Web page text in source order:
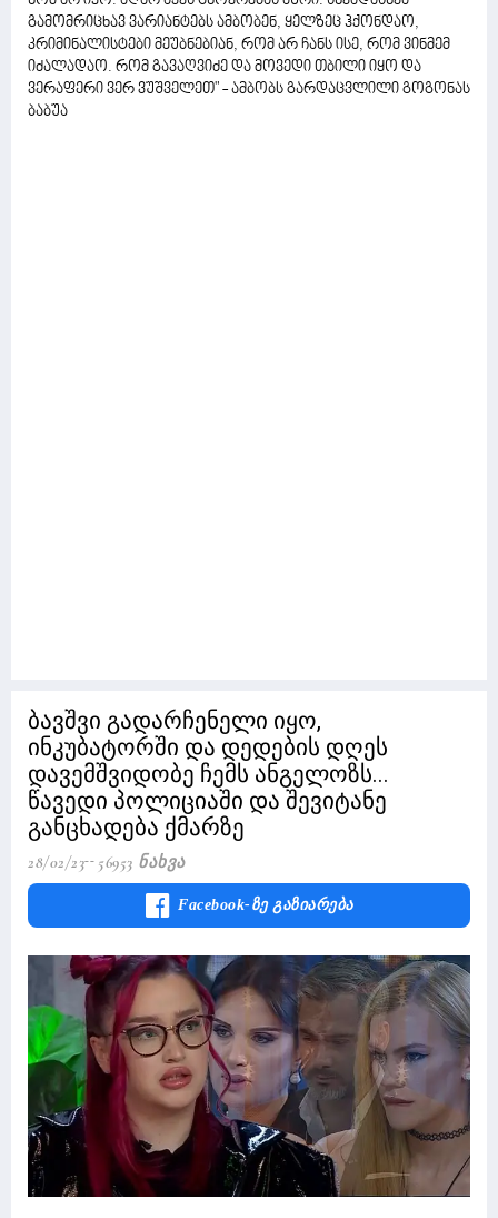
გამომრიცხავ ვარიანტებს ამბობენ, ყელზეც ჰქონდაო,
კრიმინალისტები მეუბნებიან, რომ არ ჩანს ისე, რომ ვინმემ
იძალადაო. რომ გავაღვიძე და მოვედი თბილი იყო და
ვერაფერი ვერ ვუშველეთ" - ამბობს გარდაცვლილი გოგონას
ბაბუა
ბავშვი გადარჩენელი იყო,
ინკუბატორში და დედების დღეს
დავემშვიდობე ჩემს ანგელოზს...
წავედი პოლიციაში და შევიტანე
განცხადება ქმარზე
28/02/23 56953 Ნახვა
Facebook-Ზე Გაზიარება